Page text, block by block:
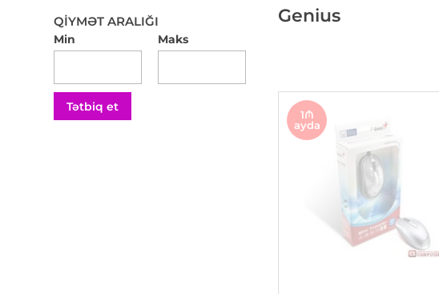
QIYMƏT ARALIĞI
Min Maks
Tətbiq et
Genius
1₼
ayda